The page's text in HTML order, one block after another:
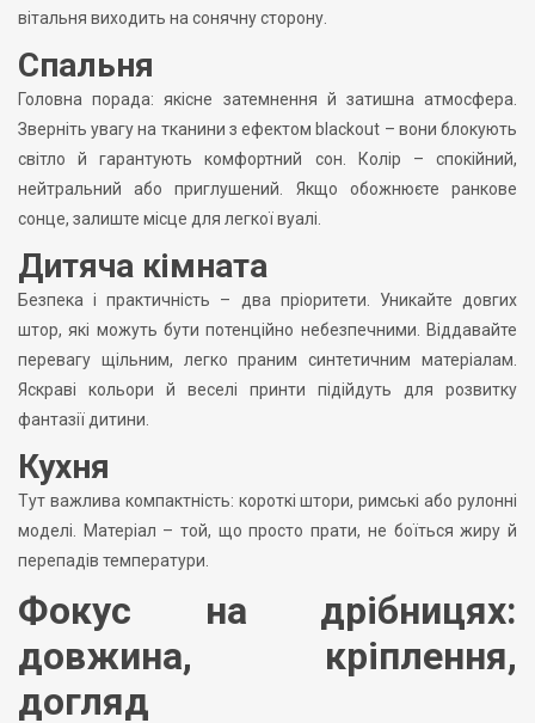
вітальня виходить на сонячну сторону.
Спальня
Головна порада: якісне затемнення й затишна атмосфера.
Зверніть увагу на тканини з ефектом blackout – вони блокують
світло й гарантують комфортний сон. Колір – спокійний,
нейтральний або приглушений. Якщо обожнюєте ранкове
сонце, залиште місце для легкої вуалі.
Дитяча кімната
Безпека і практичність – два пріоритети. Уникайте довгих
штор, які можуть бути потенційно небезпечними. Віддавайте
перевагу щільним, легко праним синтетичним матеріалам.
Яскраві кольори й веселі принти підійдуть для розвитку
фантазії дитини.
Кухня
Тут важлива компактність: короткі штори, римські або рулонні
моделі. Матеріал – той, що просто прати, не боїться жиру й
перепадів температури.
Фокус на дрібницях:
довжина, кріплення,
догляд